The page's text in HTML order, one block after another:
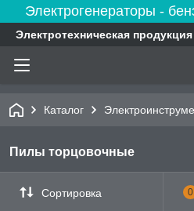
Электрогенераторы -
Электротехническая продукция
Каталог
Пилы торцовочные
Сортировка 0